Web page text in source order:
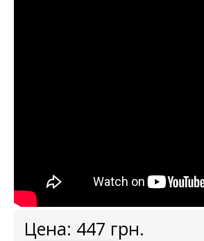
Цена: 447 грн.